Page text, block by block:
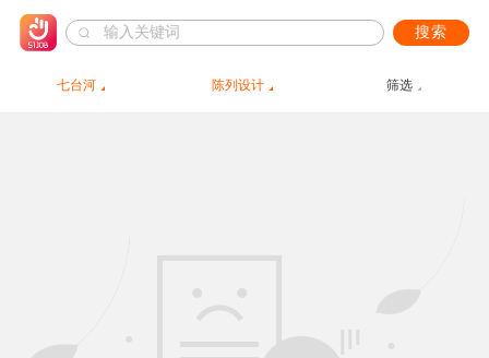
搜索
七台河 陈列设计 筛选